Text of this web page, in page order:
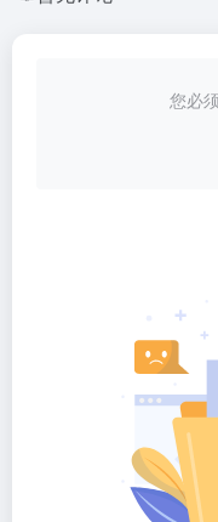
您必